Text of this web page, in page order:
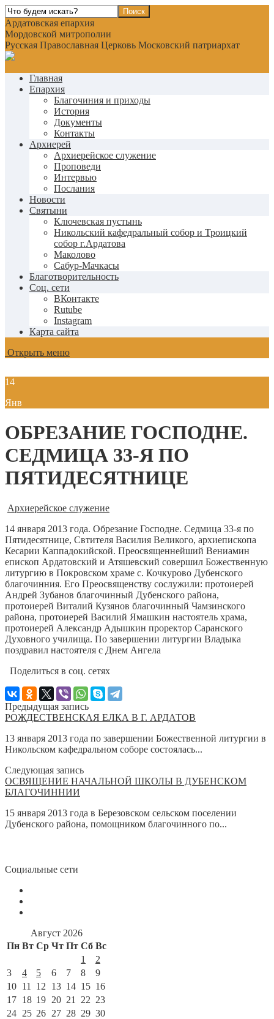
Ардатовская епархия
Мордовской митрополии
Русская Православная Церковь Московский патриархат
Главная
Епархия
Благочиния и приходы
История
Документы
Контакты
Архиерей
Архиерейское служение
Проповеди
Интервью
Послания
Новости
Святыни
Ключевская пустынь
Никольский кафедральный собор и Троицкий
собор г.Ардатова
Маколово
Сабур-Мачкасы
Благотворительность
Соц. сети
ВКонтакте
Rutube
Instagram
Карта сайта
Открыть меню
14
Янв
ОБРЕЗАНИЕ ГОСПОДНЕ.
СЕДМИЦА 33-Я ПО
ПЯТИДЕСЯТНИЦЕ
Архиерейское служение
14 января 2013 года. Обрезание Господне. Седмица 33-я по
Пятидесятнице, Свтителя Василия Великого, архиепископа
Кесарии Каппадокийской. Преосвященнейший Вениамин
епископ Ардатовский и Атяшевский совершил Божественную
литургию в Покровском храме с. Кочкурово Дубенского
благочинния. Его Преосвященству сослужили: протоиерей
Андрей Зубанов благочинный Дубенского района,
протоиерей Виталий Кузянов благочинный Чамзинского
района, протоиерей Василий Ямашкин настоятель храма,
протоиерей Александр Адышкин проректор Саранского
Духовного училища. По завершении литургии Владыка
поздравил настоятеля с Днем Ангела
Поделиться в соц. сетях
Предыдущая запись
РОЖДЕСТВЕНСКАЯ ЕЛКА В Г. АРДАТОВ
13 января 2013 года по завершении Божественной литургии в
Никольском кафедральном соборе состоялась...
Следующая запись
ОСВЯЩЕНИЕ НАЧАЛЬНОЙ ШКОЛЫ В ДУБЕНСКОМ
БЛАГОЧИННИИ
15 января 2013 года в Березовском сельском поселении
Дубенского района, помощником благочинного по...
Социальные сети
Август 2026
Пн Вт Ср Чт Пт Сб Вс
1
2
3
4 5 6 7 8
9
10 11 12 13 14 15 16
17 18 19 20 21 22 23
24 25 26 27 28 29 30